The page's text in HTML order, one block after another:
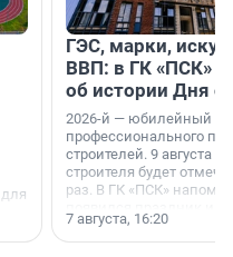
ГЭС, марки,
ВВП: в ГК «ПСК»
об истории Дня
2026-й — юбилейный
профессионального
строителей. 9 августа
строителя будет
раз. В ГК «ПСК»
поменялась роль
7 августа, 16:20